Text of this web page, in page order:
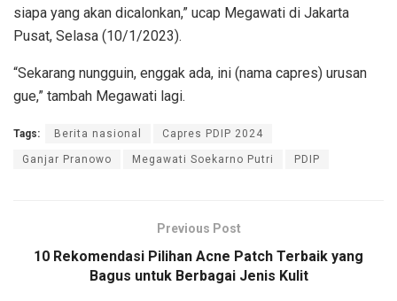
siapa yang akan dicalonkan,” ucap Megawati di Jakarta
Pusat, Selasa (10/1/2023).
“Sekarang nungguin, enggak ada, ini (nama capres) urusan
gue,” tambah Megawati lagi.
Tags: Berita nasional Capres PDIP 2024
Ganjar Pranowo Megawati Soekarno Putri PDIP
Previous Post
10 Rekomendasi Pilihan Acne Patch Terbaik yang
Bagus untuk Berbagai Jenis Kulit